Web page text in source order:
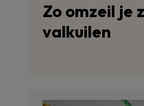
Zo omzeil je
valkuilen